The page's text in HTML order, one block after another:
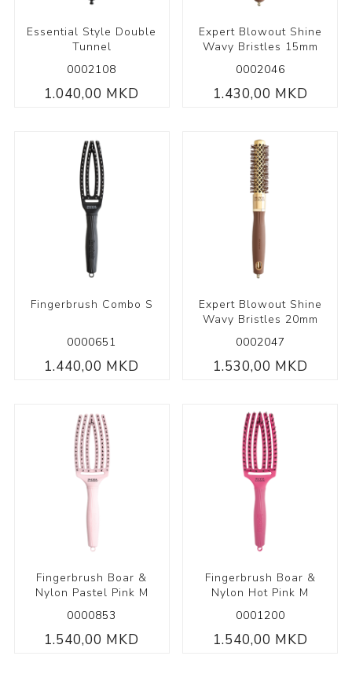
Essential Style Double
Tunnel
0002108
1.040,00 MKD
Expert Blowout Shine
Wavy Bristles 15mm
0002046
1.430,00 MKD
Fingerbrush Combo S
0000651
1.440,00 MKD
Expert Blowout Shine
Wavy Bristles 20mm
0002047
1.530,00 MKD
Fingerbrush Boar &
Nylon Pastel Pink M
0000853
1.540,00 MKD
Fingerbrush Boar &
Nylon Hot Pink M
0001200
1.540,00 MKD